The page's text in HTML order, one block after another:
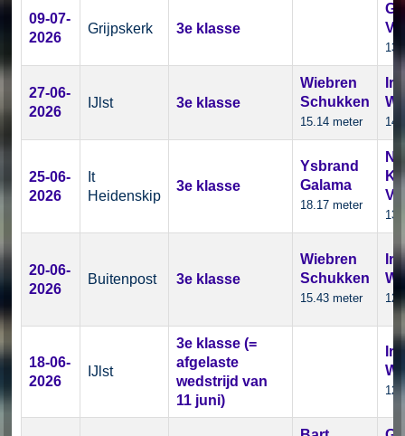
09-07-
2026
Grijpskerk 3e klasse
27-06-
2026
IJlst 3e klasse
Wiebren
Schukken
15.14 meter
Iris
25-06-
2026
It
Heidenskip
3e klasse
Ysbrand
Galama
18.17 meter
20-06-
2026
Buitenpost 3e klasse
Wiebren
Schukken
15.43 meter
Iris
18-06-
2026
IJlst
3e klasse (=
afgelaste
wedstrijd van
11 juni)
Iris